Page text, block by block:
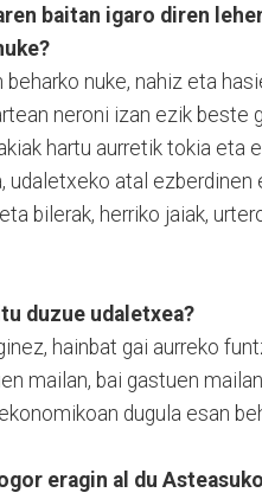
baitan igaro diren
beharko nuke, nahiz eta
neroni izan ezik beste
hartu aurretik tokia eta
udaletxeko atal ezberdinen
bilerak, herriko jaiak,
duzue udaletxea?
hainbat gai aurreko
mailan, bai gastuen
dugula esan
eragin al du